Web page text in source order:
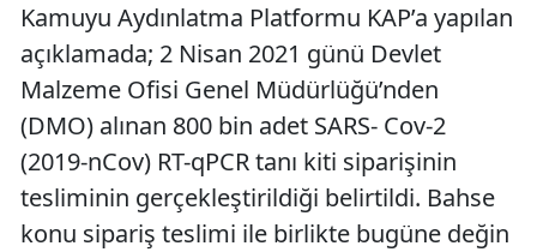
Kamuyu Aydınlatma Platformu KAP’a yapılan
açıklamada; 2 Nisan 2021 günü Devlet
Malzeme Ofisi Genel Müdürlüğü’nden
(DMO) alınan 800 bin adet SARS- Cov-2
(2019-nCov) RT-qPCR tanı kiti siparişinin
tesliminin gerçekleştirildiği belirtildi. Bahse
konu sipariş teslimi ile birlikte bugüne değin